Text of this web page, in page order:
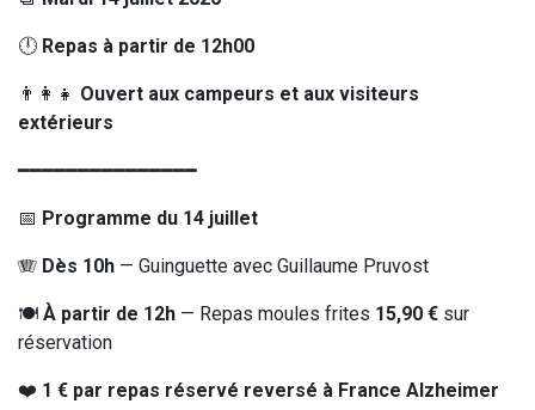
🕛 Repas à partir de 12h00
👨‍👩‍👧 Ouvert aux campeurs et aux visiteurs
extérieurs
━━━━━━━━━━━━━━━
📅 Programme du 14 juillet
🪗 Dès 10h — Guinguette avec Guillaume Pruvost
🍽️ À partir de 12h — Repas moules frites 15,90 € sur
réservation
❤️ 1 € par repas réservé reversé à France Alzheimer